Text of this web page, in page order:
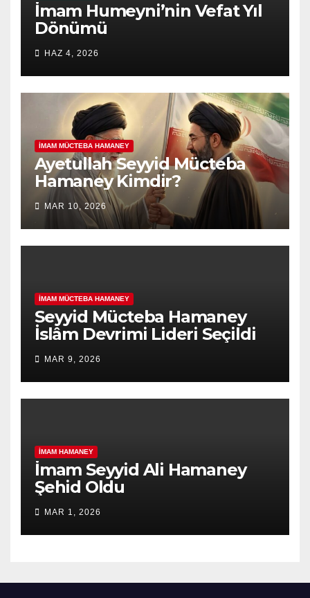
İmam Humeyni’nin Vefat Yıl
Dönümü
HAZ 4, 2026
İMAM MÜCTEBA HAMANEY
Ayetullah Seyyid Mücteba
Hamaney Kimdir?
MAR 10, 2026
İMAM MÜCTEBA HAMANEY
Seyyid Mücteba Hamaney
İslâm Devrimi Lideri Seçildi
MAR 9, 2026
İMAM HAMANEY
İmam Seyyid Ali Hamaney
Şehid Oldu
MAR 1, 2026